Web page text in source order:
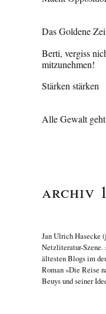
Das Goldene
Berti, vergiss
mitzunehmen!
Stärken stärken
Alle Gewalt
Archiv
Jan Ulrich Hasecke
Netzliteratur-Szene.
ältesten Blogs im
Roman»Die Reise
Beuys und seiner